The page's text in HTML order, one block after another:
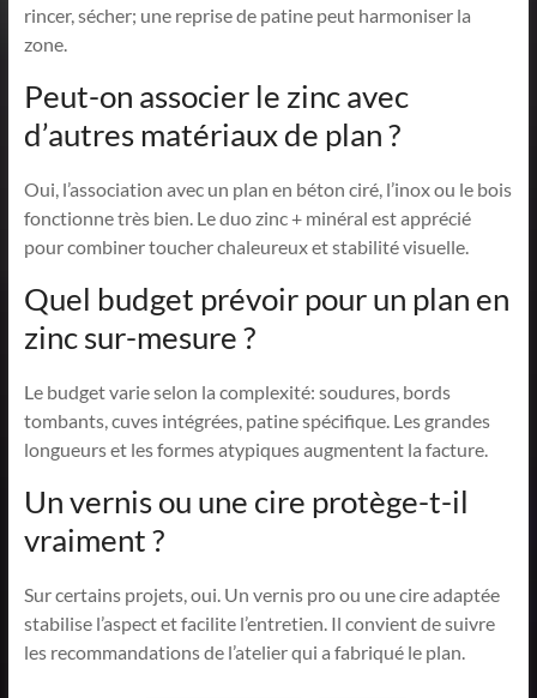
rincer, sécher; une reprise de patine peut harmoniser la
zone.
Peut-on associer le zinc avec
d’autres matériaux de plan ?
Oui, l’association avec un plan en béton ciré, l’inox ou le bois
fonctionne très bien. Le duo zinc + minéral est apprécié
pour combiner toucher chaleureux et stabilité visuelle.
Quel budget prévoir pour un plan en
zinc sur-mesure ?
Le budget varie selon la complexité: soudures, bords
tombants, cuves intégrées, patine spécifique. Les grandes
longueurs et les formes atypiques augmentent la facture.
Un vernis ou une cire protège-t-il
vraiment ?
Sur certains projets, oui. Un vernis pro ou une cire adaptée
stabilise l’aspect et facilite l’entretien. Il convient de suivre
les recommandations de l’atelier qui a fabriqué le plan.